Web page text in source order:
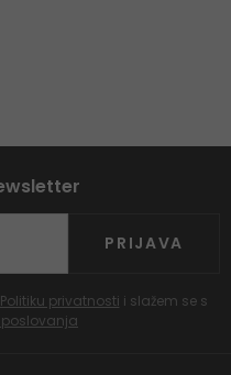
PRIJAVA
Politiku privatnosti i slažem se s